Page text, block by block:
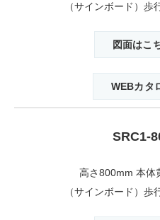
（サインボード）歩
図面はこ
WEBカタ
SRC1-
高さ800mm 本体
（サインボード）歩